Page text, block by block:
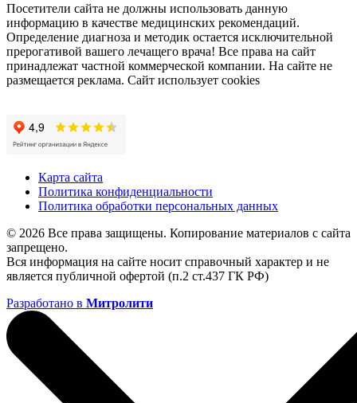
Посетители сайта не должны использовать данную
информацию в качестве медицинских рекомендаций.
Определение диагноза и методик остается исключительной
прерогативой вашего лечащего врача! Все права на сайт
принадлежат частной коммерческой компании. На сайте не
размещается реклама. Сайт использует cookies
Карта сайта
Политика конфиденциальности
Политика обработки персональных данных
© 2026 Все права защищены. Копирование материалов с сайта
запрещено.
Вся информация на сайте носит справочный характер и не
является публичной офертой (п.2 ст.437 ГК РФ)
Разработано в Митролити